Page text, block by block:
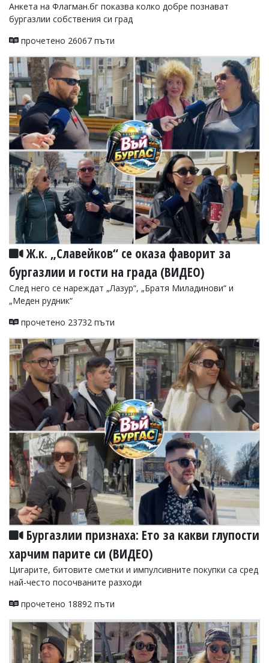
Коментарите
под
се
въвеждат
от
читателите
и
редакцията
не
носи
отговорност
за
тях!
Ако
откриете
обиден
за
вас
коментар,
моля
сигнализирайте
ни!
Анкета на Флагман.бг показва колко добре познават
бургазлии собствения си град
прочетено 26067 пъти
Ж.к. „Славейков“ се оказа фаворит за
бургазлии и гости на града (ВИДЕО)
След него се нареждат „Лазур“, „Братя Миладинови“ и
„Меден рудник“
прочетено 23732 пъти
Бургазлии признаха: Ето за какви глупости
харчим парите си (ВИДЕО)
Цигарите, битовите сметки и импулсивните покупки са сред
най-често посочваните разходи
прочетено 18892 пъти